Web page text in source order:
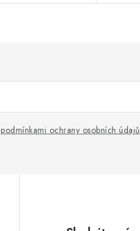
podmínkami ochrany osobních údajů